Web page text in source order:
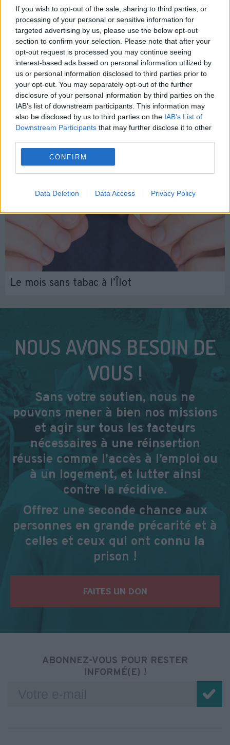
If you wish to opt-out of the sale, sharing to third parties, or
processing of your personal or sensitive information for
targeted advertising by us, please use the below opt-out
section to confirm your selection. Please note that after your
opt-out request is processed you may continue seeing
interest-based ads based on personal information utilized by
us or personal information disclosed to third parties prior to
your opt-out. You may separately opt-out of the further
disclosure of your personal information by third parties on the
IAB’s list of downstream participants. This information may
also be disclosed by us to third parties on the IAB’s List of
Downstream Participants that may further disclose it to other
CONFIRM
Data Deletion Data Access Privacy Policy
À DÉCOUVRIR AUSSI
Comment sortir de l’addiction ? Notre
partenariat avec le Mail
Le mois sans tabac à l’Îlot
NOUS AVONS BESOIN DE
VOUS !
Sans votre soutien, nous ne
pouvons mener à bien nos missions
et agir sur tous les facteurs
nécessaires à une réinsertion
réussie comme l’accès à l’emploi ou
à un logement, et lutter ainsi
contre la récidive.
Offrez une seconde chance aux
personnes en grande précarité et à
celles et ceux qui ont connu la
prison !
FAITES UN DON
ABONNEZ-VOUS POUR RESTER
INFORMÉ(E) !